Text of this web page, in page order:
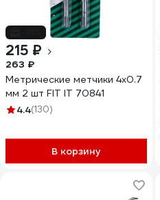
215 ₽
263 ₽
Метрические метчики 4х0.7
мм 2 шт FIT IT 70841
4.4(130)
В корзину